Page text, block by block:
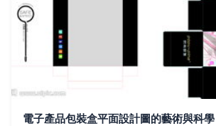
電子產品包裝盒平面設計圖的藝術與科學